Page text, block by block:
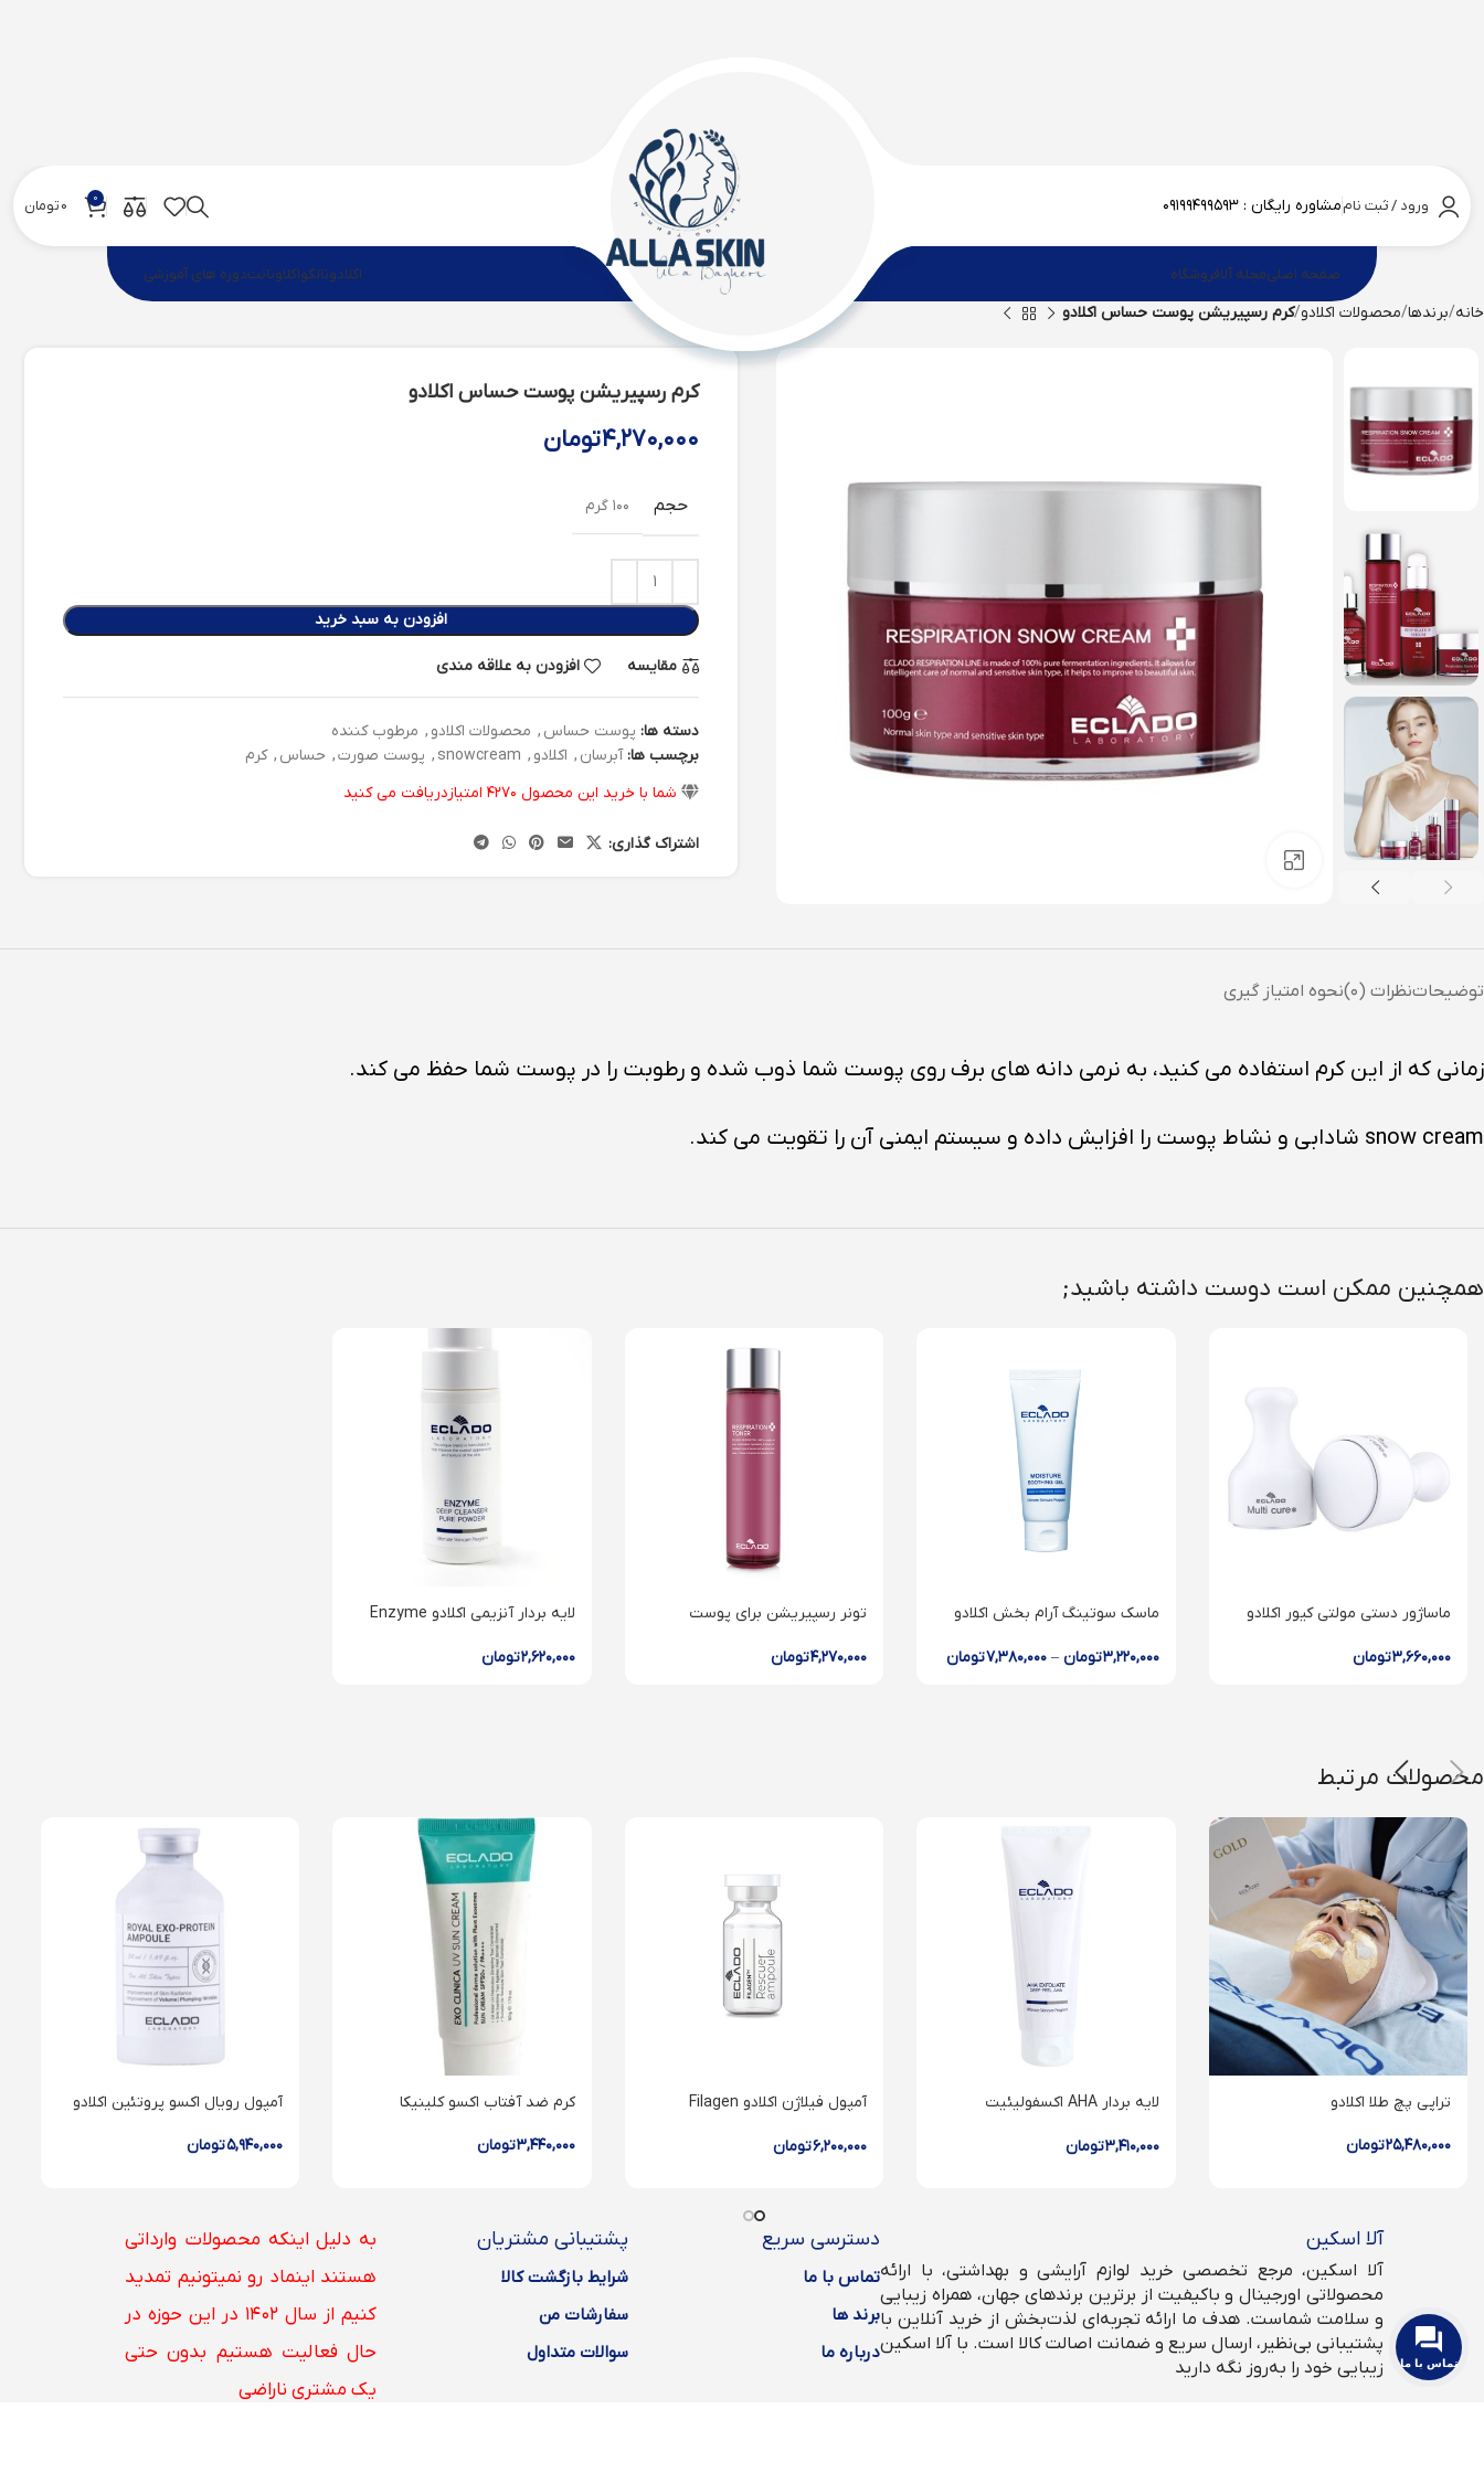
ورود / ثبت ناممشاوره رایگان : ۰۹۱۹۹۴۹۹۵۹۳ 0
0تومان
صفحه اصلیمجله آلافروشگاه اکلادوتالگواکلاوتانتدوره های آموزشی
خانه برندها محصولات اکلادو کرم رسپیریشن پوست حساس اکلادو
کرم رسپیریشن پوست حساس اکلادو
۴,۲۷۰,۰۰۰تومان
حجم ۱۰۰ گرم
افزودن به سبد خرید
مقایسه افزودن به علاقه مندی
دسته ها: پوست حساس , محصولات اکلادو , مرطوب کننده
برچسب ها: آبرسان , اکلادو ,
snowcream
, پوست صورت, حساس , کرم
شما با خرید این محصول ۴۲۷۰ امتیازدریافت می کنید
اشتراک گذاری:
توضیحاتنظرات (۰) نحوه امتیاز گیری
زمانی که از این کرم استفاده می کنید، به نرمی دانه های برف روی پوست شما ذوب شده و رطوبت را در پوست شما حفظ می کند.
snow cream شادابی و نشاط پوست را افزایش داده و سیستم ایمنی آن را تقویت می کند.
همچنین ممکن است دوست داشته باشید;
ماساژور دستی مولتی کیور اکلادو
۳,۶۶۰,۰۰۰تومان
ماسک سوتینگ آرام بخش اکلادو
۳,۲۲۰,۰۰۰تومان –۷,۳۸۰,۰۰۰تومان
تونر رسپیریشن برای پوست
۴,۲۷۰,۰۰۰تومان
لایه بردار آنزیمی اکلادو Enzyme
۲,۶۲۰,۰۰۰تومان
محصولات مرتبط
تراپی پچ طلا اکلادو
۲۵,۴۸۰,۰۰۰تومان
لایه بردار AHA اکسفولیئیت
۳,۴۱۰,۰۰۰تومان
آمپول فیلاژن اکلادو Filagen
۶,۲۰۰,۰۰۰تومان
کرم ضد آفتاب اکسو کلینیکا
۳,۴۴۰,۰۰۰تومان
آمپول رویال اکسو پروتئین اکلادو
۵,۹۴۰,۰۰۰تومان
آلا اسکین
آلا اسکین، مرجع تخصصی خرید لوازم آرایشی و بهداشتی، با ارائه
محصولاتی اورجینال و باکیفیت از برترین برندهای جهان، همراه زیبایی
و سلامت شماست. هدف ما ارائه تجربه‌ای لذت‌بخش از خرید آنلاین با
پشتیبانی بی‌نظیر، ارسال سریع و ضمانت اصالت کالا است. با آلا اسکین
زیبایی خود را به‌روز نگه دارید
دسترسی سریع
تماس با ما
برند ها
درباره ما
پشتیبانی مشتریان
شرایط بازگشت کالا
سفارشات من
سوالات متداول
به دلیل اینکه محصولات وارداتی
هستند اینماد رو نمیتونیم تمدید
کنیم از سال ۱۴۰۲ در این حوزه در
حال فعالیت هستیم بدون حتی
یک مشتری ناراضی
تماس با ما